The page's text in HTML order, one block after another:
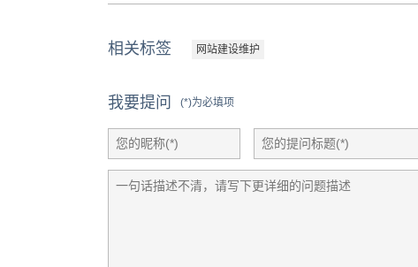
相关标签 网站建设维护
我要提问 (*)为必填项